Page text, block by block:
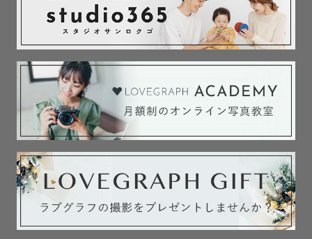
・音楽（学生時代はバンドやってました🎵）
・和菓子（和菓子教室に1年通ってました🍡）
・カフェ（のんびりするの大好きです）
・旅行（1人旅も行っちゃいます）
🌸撮影地域
埼玉・東京・神奈川
※対応エリア内でしたら原則交通費無料です！（駅から遠
い場合などは一部交通費がかかる場合もあります）